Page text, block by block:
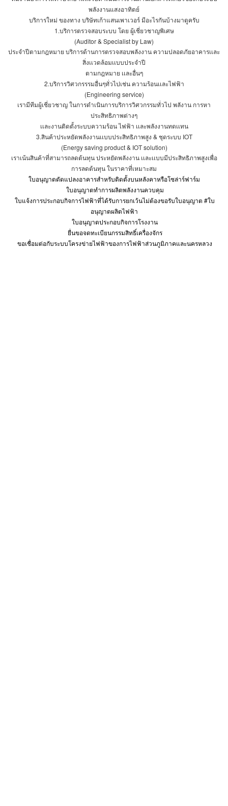
พลังงานแสงอาทิตย์
บริการใหม่ ของทาง บริษัทเก้าแสนเพาเวอร์ มีอะไรกันบ้างมาดูครับ
1.บริการตรวจสอบระบบ โดย ผู้เชี่ยวชาญพิเศษ
(Auditor & Specialist by Law)
ประจำปีตามกฎหมาย บริการด้านการตรวจสอบพลังงาน ความปลอดภัยอาคารเเละ
สิ่งเเวดล้อมเเบบประจำปี
ตามกฎหมาย เเละอื่นๆ
2.บริการวิศวกรรรมอื่นๆทั่วไปเช่น ความร้อนเเละไฟฟ้า
(Engineering service)
เรามีทีมผู้เชี่ยวชาญ ในการดำเนินการบริการวิศวกรรมทั่วไป พลังาน การหา
ประสิทธิภาพต่างๆ
เเละงานติดตั้งระบบความร้อน ไฟฟ้า เเละพลังงานทดเเทน
3.สินค้าประหยัดพลังงานเเบบประสิทธิภาพสูง & ชุดระบบ IOT
(Energy saving product & IOT solution)
เราเน้นสินค้าที่สามารถลดต้นทุน ประหยัดพลังงาน เเละเเบบมีประสิทธิภาพสูงเพื่อ
การลดต้นทุน ในราคาที่เหมาะสม
ใบอนุญาตดัดแปลงอาคารสำหรับติดตั้งบนหลังคาหรือโซล่าร์ฟาร์ม
ใบอนุญาตทำการผลิตพลังงานควบคุม
ใบแจ้งการประกอบกิจการไฟฟ้าที่ได้รับการยกเว้นไม่ต้องขอรับใบอนุญาต #ใบ
อนุญาตผลิตไฟฟ้า
ใบอนุญาตประกอบกิจการโรงงาน
ยื่นขอจดทะเบียนกรรมสิทธิ์เครื่องจักร
ขอเชื่อมต่อกับระบบโครงข่ายไฟฟ้าของการไฟฟ้าส่วนภูมิภาคและนครหลวง